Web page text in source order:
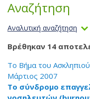
Αναζήτηση
Αναλυτική αναζήτηση
Βρέθηκαν 14
Το Βήμα του
Μάρτιος 2007
Το σύνδρομο